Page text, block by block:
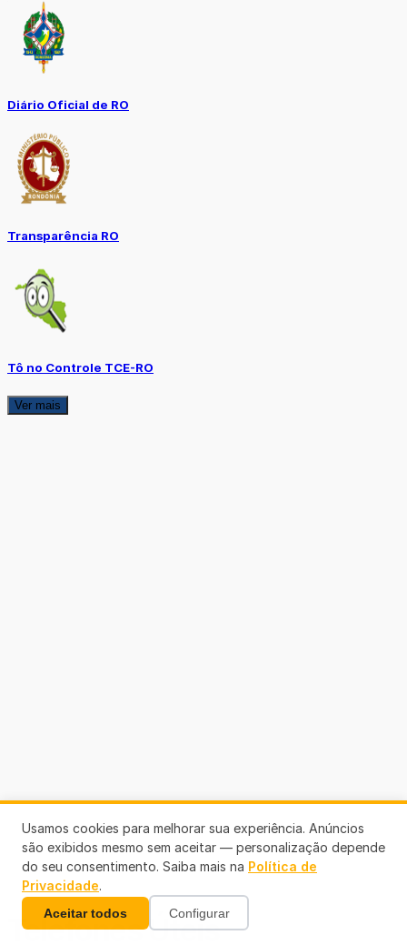
Diário Oficial de RO
Transparência RO
Tô no Controle TCE-RO
Ver mais
Telefones Úteis
Usamos cookies para melhorar sua experiência. Anúncios
são exibidos mesmo sem aceitar — personalização depende
do seu consentimento. Saiba mais na Política de
Privacidade.
Aceitar todos Configurar